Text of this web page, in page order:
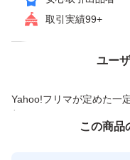
取引実績99+
ユー
Yahoo!フリマが定めた一
付与しています
価格の相談
この商品
この商品をみている人